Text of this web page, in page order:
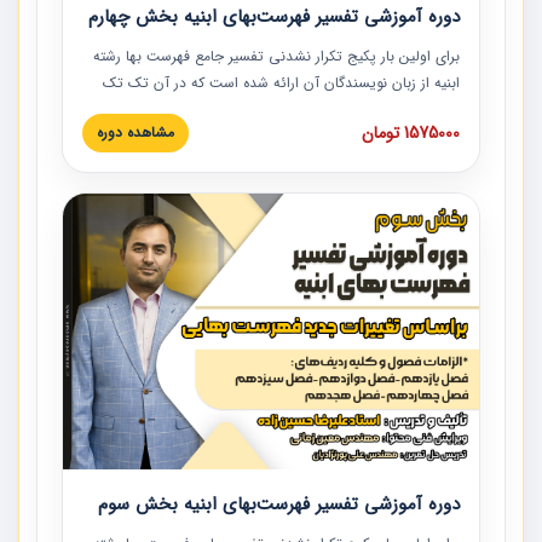
دوره آموزشی تفسیر فهرست‌بهای ابنیه بخش چهارم
برای اولین بار پکیج تکرار نشدنی تفسیر جامع فهرست بها رشته
ابنیه از زبان نویسندگان آن ارائه شده است که در آن تک تک
ردیف ها و مطالب فهرست بها تفسیر و ارائه شده است. این
دوره به صورت کامل تصویری بوده و به همراه تصاویر عملیات
دوره با کلام مهندس علیرضاحسین‌زاده مدیر پروژه مهندسی
مشاور در امر بازنگری فهرست بها رشته ابنیه ارائه شده و به تمام
همکارانی که در حوزه صنعت ساخت در حال فعالیت هستند حتما
توصیه می کنیم از مطالب این دوره استفاده نمایند.
1575000 تومان مشاهده دوره
دوره آموزشی تفسیر فهرست‌بهای ابنیه بخش سوم